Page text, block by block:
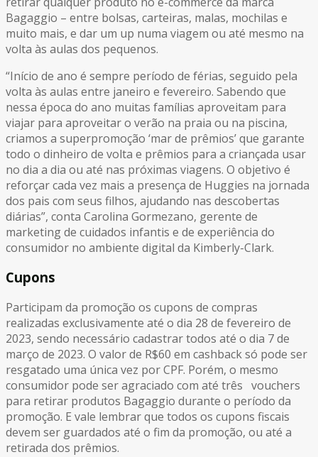
Bagaggio – entre bolsas, carteiras, malas, mochilas e
muito mais, e dar um up numa viagem ou até mesmo na
volta às aulas dos pequenos.
“Início de ano é sempre período de férias, seguido pela
volta às aulas entre janeiro e fevereiro. Sabendo que
nessa época do ano muitas famílias aproveitam para
viajar para aproveitar o verão na praia ou na piscina,
criamos a superpromoção ‘mar de prêmios’ que garante
todo o dinheiro de volta e prêmios para a criançada usar
no dia a dia ou até nas próximas viagens. O objetivo é
reforçar cada vez mais a presença de Huggies na jornada
dos pais com seus filhos, ajudando nas descobertas
diárias”, conta Carolina Gormezano, gerente de
marketing de cuidados infantis e de experiência do
consumidor no ambiente digital da Kimberly-Clark.
Cupons
Participam da promoção os cupons de compras
realizadas exclusivamente até o dia 28 de fevereiro de
2023, sendo necessário cadastrar todos até o dia 7 de
março de 2023. O valor de R$60 em cashback só pode ser
resgatado uma única vez por CPF. Porém, o mesmo
consumidor pode ser agraciado com até três vouchers
para retirar produtos Bagaggio durante o período da
promoção. E vale lembrar que todos os cupons fiscais
devem ser guardados até o fim da promoção, ou até a
retirada dos prêmios.